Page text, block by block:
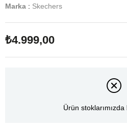
Marka : Skechers
₺4.999,00
Ürün stoklarımızda